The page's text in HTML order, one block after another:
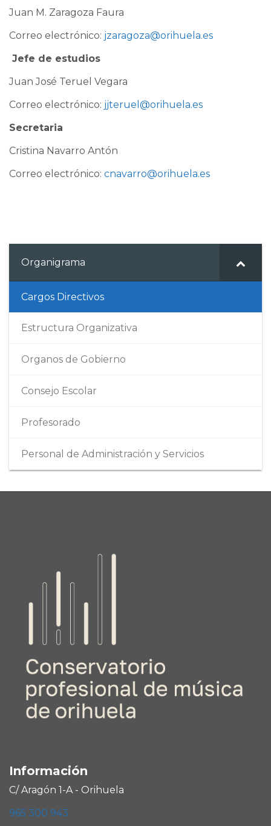
Juan M. Zaragoza Faura
Correo electrónico: jzaragoza@orihuela.es
Jefe de estudios
Juan José Teruel Vegara
Correo electrónico: jjteruel@orihuela.es
Secretaria
Cristina Navarro Antón
Correo electrónico: cnavarro@orihuela.es
Organigrama
Cargos Directivos
Estructura Organizativa
Organos de Gobierno
Consejo Escolar
Profesorado
Personal de Administración y Servicios
Información
C/ Aragón 1-A - Orihuela
965 300 943